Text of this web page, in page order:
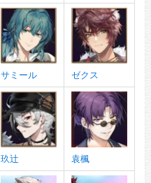
サミール ゼクス
玖辻 袁楓